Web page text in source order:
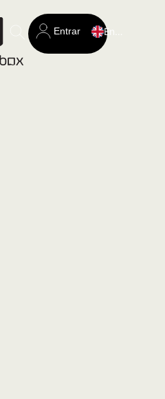
Search
for:
Entrar